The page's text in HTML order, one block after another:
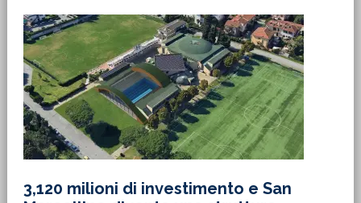
3,120 milioni di investimento e San